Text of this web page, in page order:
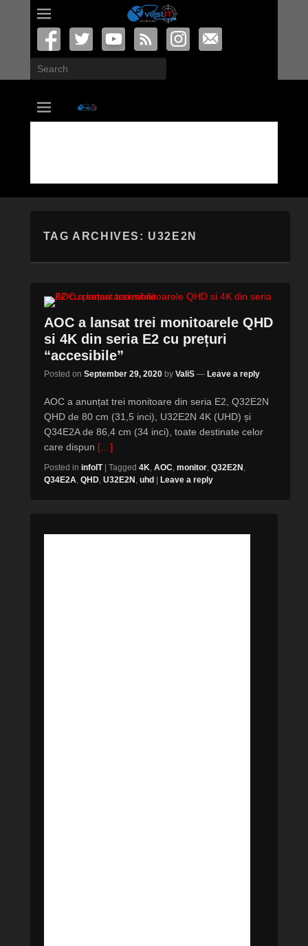
Search
vastIT.ro
Blog de Tehnologie
TAG ARCHIVES: U32E2N
AOC a lansat trei monitoarele QHD
si 4K din seria E2 cu prețuri
“accesibile”
Posted on September 29, 2020 by ValiS — Leave a reply
AOC a anunțat trei monitoare din seria E2, Q32E2N
QHD de 80 cm (31,5 inci), U32E2N 4K (UHD) și
Q34E2A de 86,4 cm (34 inci), toate destinate celor
care dispun […]
Posted in infoIT Tagged 4K, AOC, monitor, Q32E2N ,
Q34E2A, QHD, U32E2N , uhd Leave a reply